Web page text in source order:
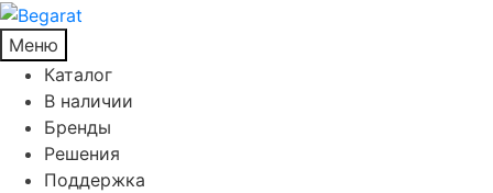
Меню
Каталог
В наличии
Бренды
Решения
Поддержка